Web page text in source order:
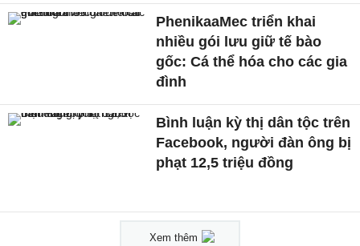
PhenikaaMec triển khai
nhiều gói lưu giữ tế bào
gốc: Cá thể hóa cho các gia
đình
Bình luận kỳ thị dân tộc trên
Facebook, người đàn ông bị
phạt 12,5 triệu đồng
Xem thêm